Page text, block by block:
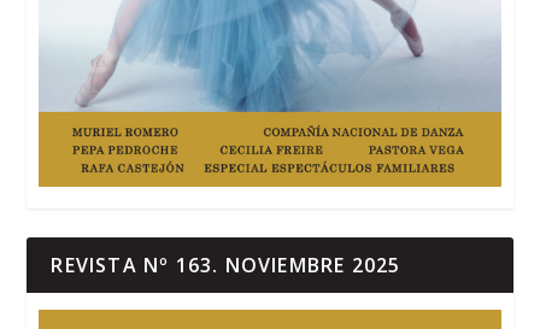
REVISTA Nº 163. NOVIEMBRE 2025